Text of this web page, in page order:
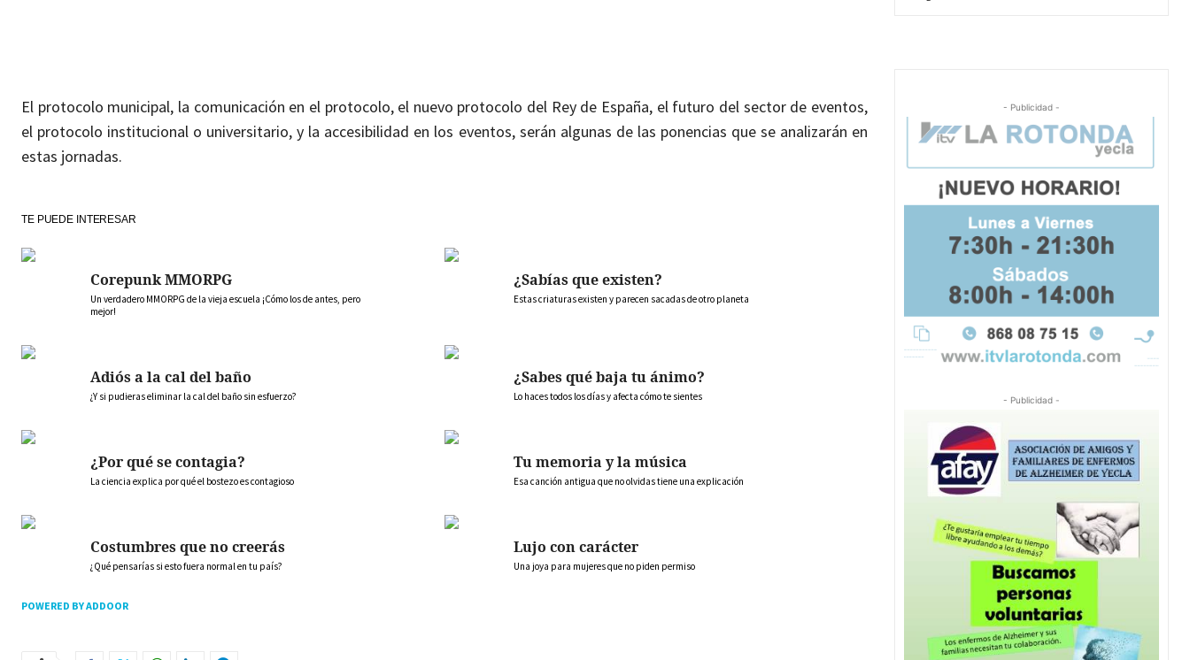
El protocolo municipal, la comunicación en el protocolo, el nuevo protocolo del Rey de España, el futuro del sector de eventos,
el protocolo institucional o universitario, y la accesibilidad en los eventos, serán algunas de las ponencias que se analizarán en
estas jornadas.
TE PUEDE INTERESAR
Corepunk MMORPG
Un verdadero MMORPG de la vieja escuela ¡Cómo los de antes, pero
mejor!
¿Sabías que existen?
Estas criaturas existen y parecen sacadas de otro planeta
Adiós a la cal del baño
¿Y si pudieras eliminar la cal del baño sin esfuerzo?
¿Sabes qué baja tu ánimo?
Lo haces todos los días y afecta cómo te sientes
¿Por qué se contagia?
La ciencia explica por qué el bostezo es contagioso
Tu memoria y la música
Esa canción antigua que no olvidas tiene una explicación
Costumbres que no creerás
¿Qué pensarías si esto fuera normal en tu país?
Lujo con carácter
Una joya para mujeres que no piden permiso
POWERED BY ADDOOR
- Publicidad -
- Publicidad -